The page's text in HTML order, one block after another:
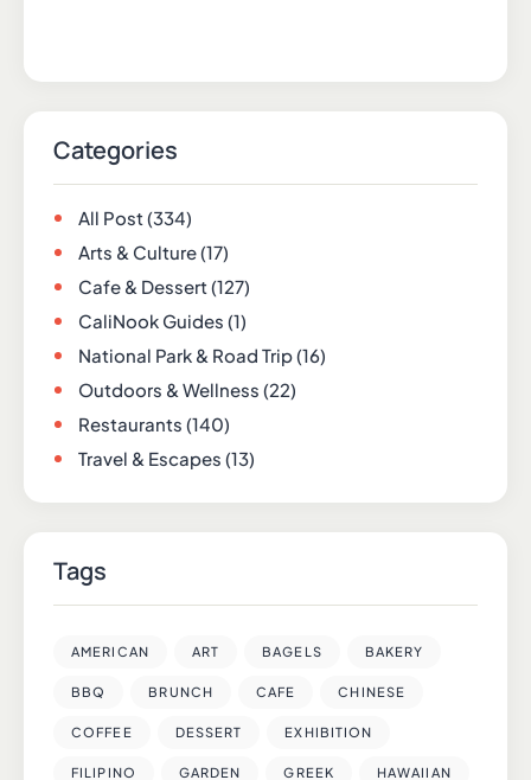
Categories
All Post(334)
Arts & Culture(17)
Cafe & Dessert(127)
CaliNook Guides (1)
National Park & Road Trip(16)
Outdoors & Wellness (22)
Restaurants (140)
Travel & Escapes (13)
Tags
AMERICAN ART BAGELS BAKERY
BBQ BRUNCH CAFE CHINESE
COFFEE DESSERT EXHIBITION
FILIPINO GARDEN GREEK HAWAIIAN